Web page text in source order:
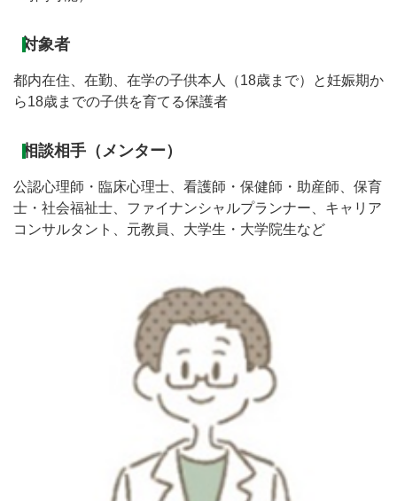
対象者
都内在住、在勤、在学の子供本人（18歳まで）と妊娠期か
ら18歳までの子供を育てる保護者
相談相手（メンター）
公認心理師・臨床心理士、看護師・保健師・助産師、保育
士・社会福祉士、ファイナンシャルプランナー、キャリア
コンサルタント、元教員、大学生・大学院生など